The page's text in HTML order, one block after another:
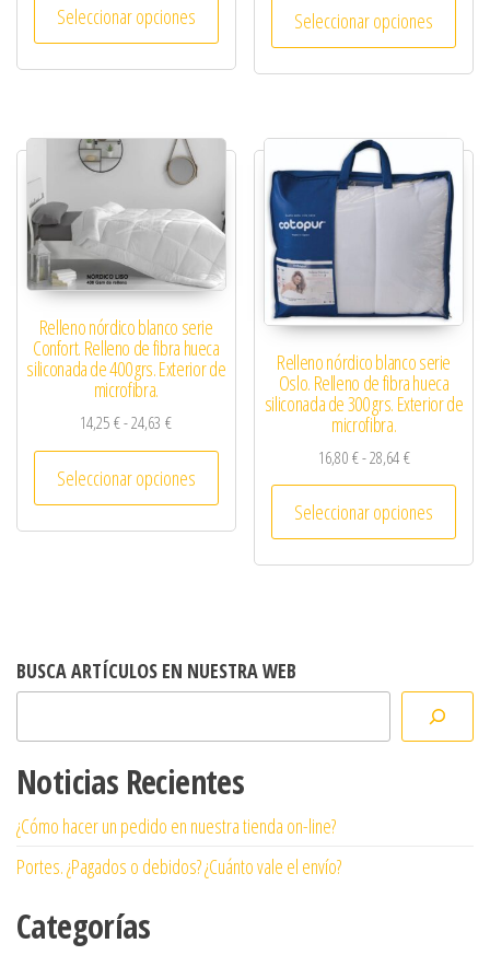
Seleccionar opciones Seleccionar opciones
Relleno nórdico blanco serie
Confort. Relleno de fibra hueca
siliconada de 400 grs. Exterior de
microfibra.
14,25€-24,63€Rango de precios: desde 14,25 € hasta 24,63 €
Seleccionar opciones
Este producto tiene múltiples variantes.
Relleno nórdico blanco serie
Oslo. Relleno de fibra hueca
siliconada de 300 grs. Exterior de
microfibra.
16,80€-28,64€Rango de
Seleccionar opciones
Este
BUSCA ARTÍCULOS EN NUESTRA WEB
Noticias Recientes
¿Cómo hacer un pedido en nuestra tienda on-line?
Portes. ¿Pagados o debidos? ¿Cuánto vale el envío?
Categorías